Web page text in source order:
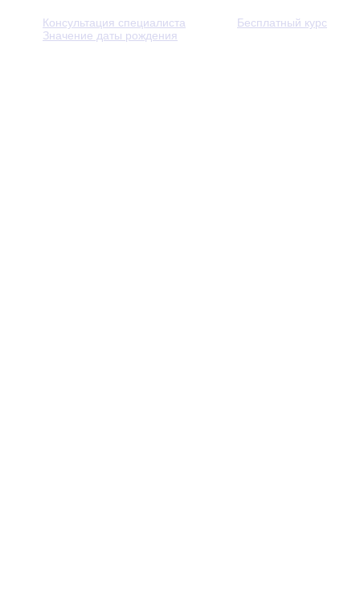
Консультация специалиста
Бесплатный курс
Значение даты рождения